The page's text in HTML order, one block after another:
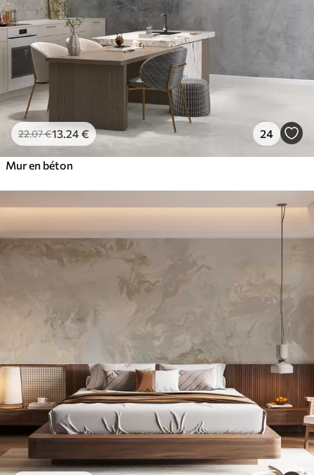
22.07€13 .24€ 24
Mur en béton